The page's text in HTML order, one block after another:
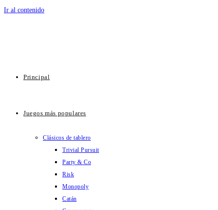
Ir al contenido
Principal
Juegos más populares
Clásicos de tablero
Trivial Pursuit
Party & Co
Risk
Monopoly
Catán